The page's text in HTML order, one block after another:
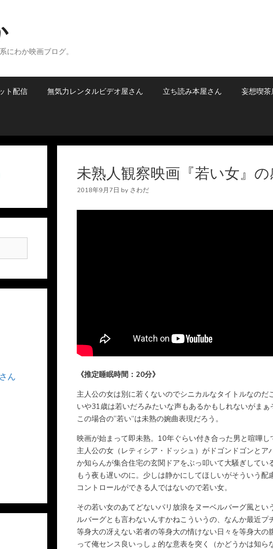
にわか映画ブログ。
ト配信 無気力レンタルビデオ屋さん 立ち読み本屋さん 妄想喫茶
未熟人観察映画『若い女』
2018年9月7日 by さわだ
《推定睡眠時間：20分》
主人公の女は別に若くないのでシニカルなタイトルなのだ
いや31歳は若いだろみたいな声もあるかもしれないがま
この場合の“若い”は未熟の婉曲表現だろう。
映画が始まって即未熟。10年ぐらい付き合った男と喧嘩し
主人公の女（レティシア・ドッシュ）がドゴンドゴンとア
か知らんが集合住宅の玄関ドアをぶっ叩いて大騒ぎしている
もう夜も遅いのに。少しは静かにしてほしいがそういう配
コントロールができる人ではないので若い女。
その若い女のあてどないパリ放浪をヌーベルバーグ風とい
ルバーグとも言わないんすかねこういうの、なんか最近プ
等身大の冴えない若者の等身大の情けない日々を等身大の
って俺センス良いっしょ的な意表を突く（かどうかは知ら
ん